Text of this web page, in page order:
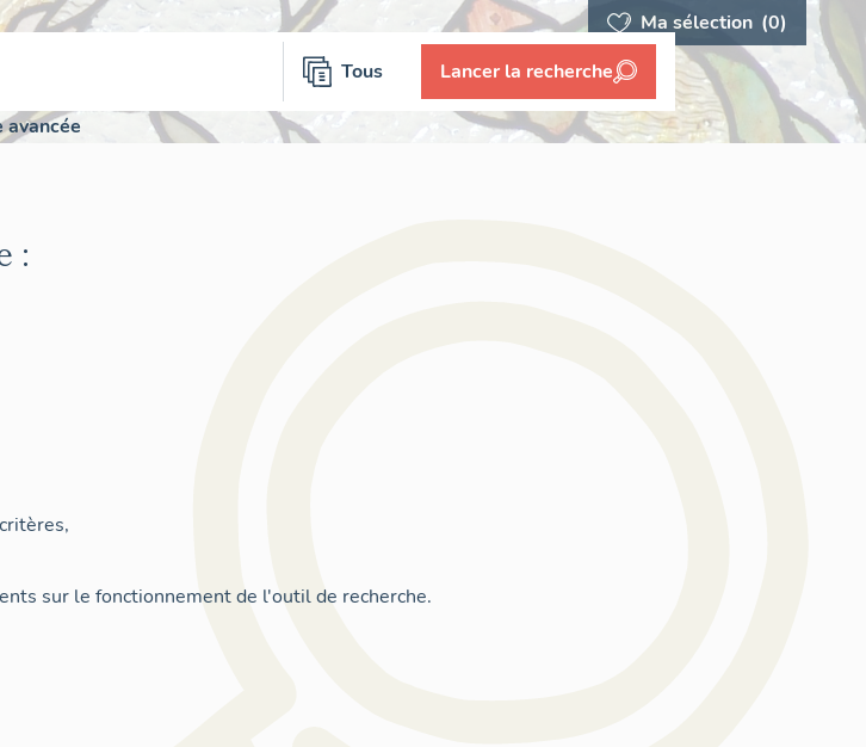
Ma sélection (0)
Tous Lancer la recherche
avancée
:
sur le fonctionnement de l'outil de recherche.